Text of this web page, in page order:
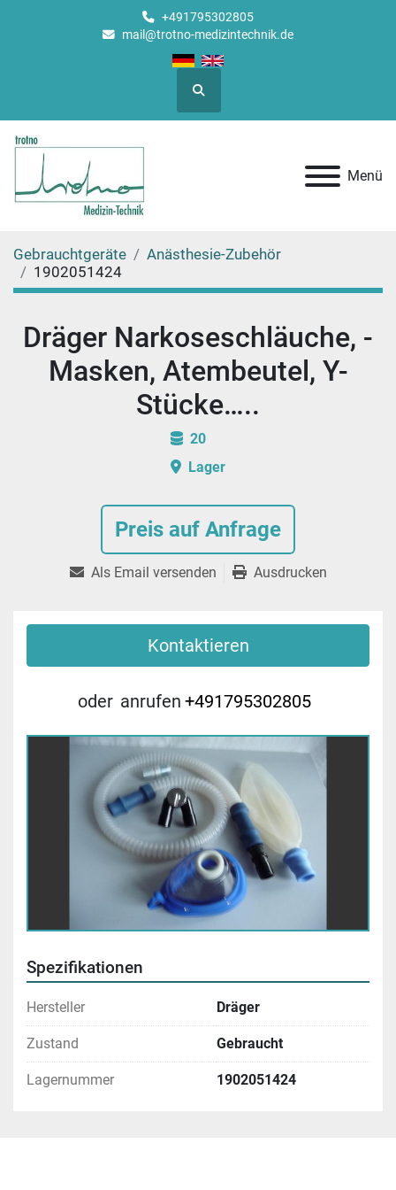
+491795302805
mail@trotno-medizintechnik.de
Suche
Menü
Gebrauchtgeräte
Anästhesie-Zubehör
1902051424
Preis auf Anfrage
Dräger Narkoseschläuche, -
Masken, Atembeutel, Y-
Stücke…..
20
Lager
Als Email versenden Ausdrucken
Kontaktieren
oder anrufen +491795302805
Spezifikationen
Hersteller Dräger
Zustand Gebraucht
Lagernummer 1902051424